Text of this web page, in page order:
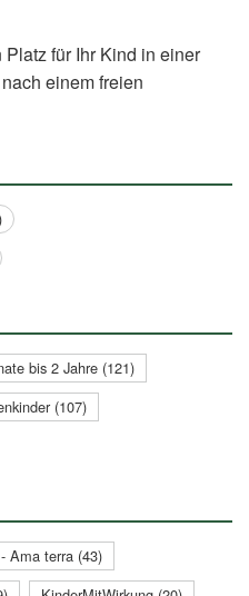
für Ihr Kind in einer
einem freien
bis 2 Jahre (121)
(107)
Ama terra (43)